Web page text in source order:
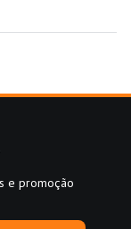
e promoção